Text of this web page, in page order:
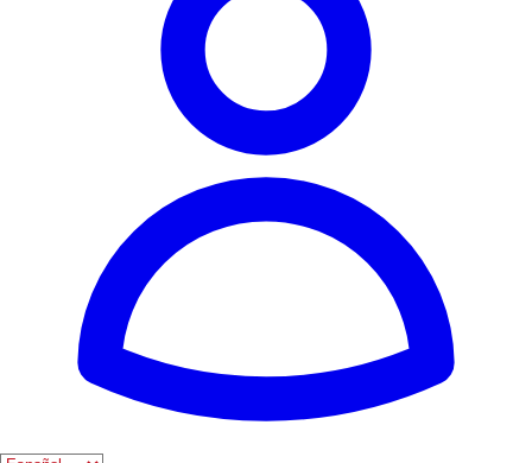
La mejor época para visitar Arucas es durante la primavera y el
verano, cuando el clima es cálido y las festividades locales llenan las
calles de vida. Los meses de abril a septiembre ofrecen una variedad
de eventos culturales y actividades al aire libre.
Dónde vivirlo
Arucas es un destino ideal para experimentar la riqueza cultural de
Gran Canaria. Aquí puedes disfrutar de su impresionante
arquitectura, como la iglesia de San Juan Bautista y la Casa de la
Cultura, que reflejan la historia y el patrimonio de la región.